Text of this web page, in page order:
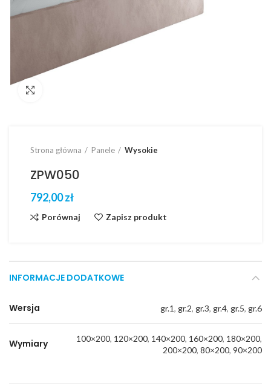
Strona główna Panele Wysokie
ZPW050
zł
Porównaj Zapisz produkt
INFORMACJE DODATKOWE
Wersja gr.1, gr.2, gr.3, gr.4, gr.5, gr.6
Wymiary 100×200, 120×200, 140×200, 160×200, 180×200,
200×200, 80×200, 90×200